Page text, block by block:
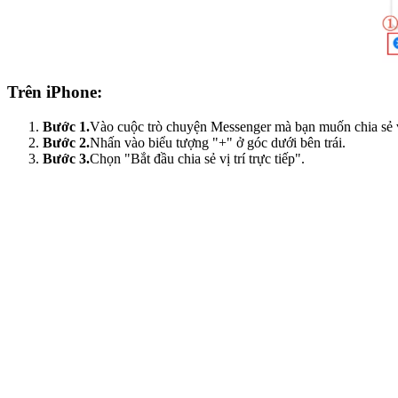
Trên iPhone:
Bước 1.Vào cuộc trò chuyện Messenger mà bạn muốn chia
Bước 2.Nhấn vào biểu tượng "+" ở góc dưới bên trái.
Bước 3.Chọn "Bắt đầu chia sẻ vị trí trực tiếp".